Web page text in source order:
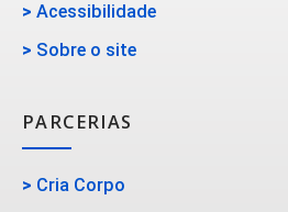
> Acessibilidade
> Sobre o site
PARCERIAS
> Cria Corpo